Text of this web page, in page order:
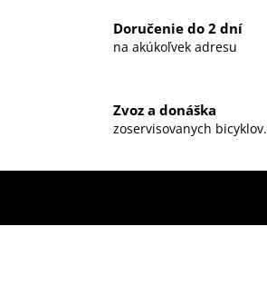
Doručenie do 2 dní
na akúkoľvek adresu
Zvoz a donáška
zoservisovanych bicyklov.